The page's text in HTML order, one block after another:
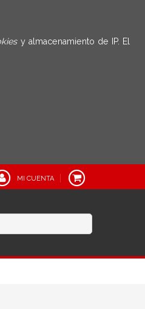
y almacenamiento de IP. El
MI CUENTA